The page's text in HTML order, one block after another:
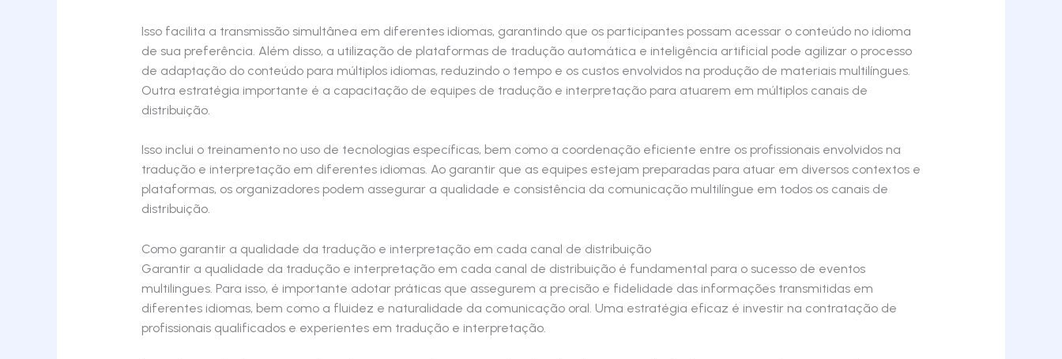
Isso facilita a transmissão simultânea em diferentes idiomas, garantindo que os participantes possam acessar o conteúdo no idioma
de sua preferência. Além disso, a utilização de plataformas de tradução automática e inteligência artificial pode agilizar o processo
de adaptação do conteúdo para múltiplos idiomas, reduzindo o tempo e os custos envolvidos na produção de materiais multilíngues.
Outra estratégia importante é a capacitação de equipes de tradução e interpretação para atuarem em múltiplos canais de
distribuição.
Isso inclui o treinamento no uso de tecnologias específicas, bem como a coordenação eficiente entre os profissionais envolvidos na
tradução e interpretação em diferentes idiomas. Ao garantir que as equipes estejam preparadas para atuar em diversos contextos e
plataformas, os organizadores podem assegurar a qualidade e consistência da comunicação multilíngue em todos os canais de
distribuição.
Como garantir a qualidade da tradução e interpretação em cada canal de distribuição
Garantir a qualidade da tradução e interpretação em cada canal de distribuição é fundamental para o sucesso de eventos
multilingues. Para isso, é importante adotar práticas que assegurem a precisão e fidelidade das informações transmitidas em
diferentes idiomas, bem como a fluidez e naturalidade da comunicação oral. Uma estratégia eficaz é investir na contratação de
profissionais qualificados e experientes em tradução e interpretação.